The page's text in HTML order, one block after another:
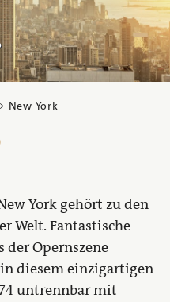
> New York
York gehört zu den
Welt. Fantastische
Opernszene
diesem einzigartigen
untrennbar mit